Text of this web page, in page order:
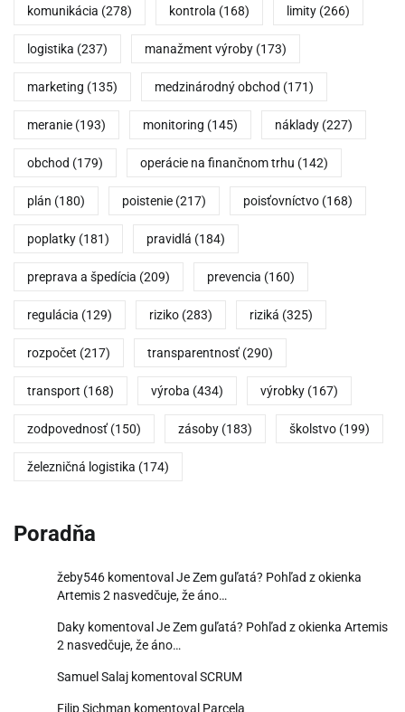
komunikácia (278) kontrola (168) limity (266)
logistika (237) manažment výroby (173)
marketing (135) medzinárodný obchod (171)
meranie (193) monitoring (145) náklady (227)
obchod (179) operácie na finančnom trhu (142)
plán (180) poistenie (217) poisťovníctvo (168)
poplatky (181) pravidlá (184)
preprava a špedícia (209) prevencia (160)
regulácia (129) riziko (283) riziká (325)
rozpočet (217) transparentnosť (290)
transport (168) výroba (434) výrobky (167)
zodpovednosť (150) zásoby (183) školstvo (199)
železničná logistika (174)
Poradňa
žeby546 komentoval Je Zem guľatá? Pohľad z okienka
Artemis 2 nasvedčuje, že áno…
Daky komentoval Je Zem guľatá? Pohľad z okienka Artemis
2 nasvedčuje, že áno…
Samuel Salaj komentoval SCRUM
Filip Sichman komentoval Parcela